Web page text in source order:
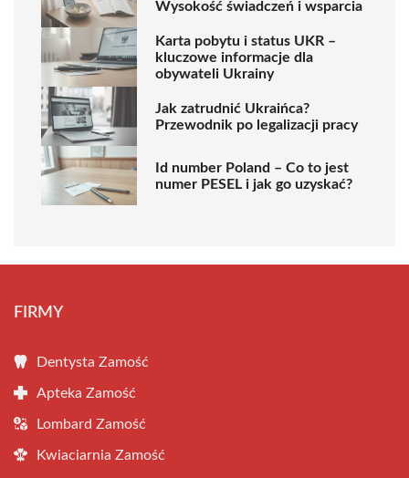
Wysokość świadczeń i wsparcia
Karta pobytu i status UKR –
kluczowe informacje dla
obywateli Ukrainy
Jak zatrudnić Ukraińca?
Przewodnik po legalizacji pracy
Id number Poland – Co to jest
numer PESEL i jak go uzyskać?
FIRMY
Dentysta Zamość
Apteka Zamość
Lombard Zamość
Kwiaciarnia Zamość